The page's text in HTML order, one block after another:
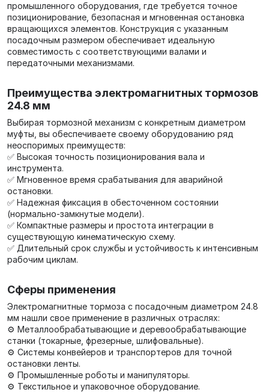
промышленного оборудования, где требуется точное
позиционирование, безопасная и мгновенная остановка
вращающихся элементов. Конструкция с указанным
посадочным размером обеспечивает идеальную
совместимость с соответствующими валами и
передаточными механизмами.
Преимущества электромагнитных тормозов
24.8 мм
Выбирая тормозной механизм с конкретным диаметром
муфты, вы обеспечиваете своему оборудованию ряд
неоспоримых преимуществ:
✅ Высокая точность позиционирования вала и
инструмента.
✅ Мгновенное время срабатывания для аварийной
остановки.
✅ Надежная фиксация в обесточенном состоянии
(нормально-замкнутые модели).
✅ Компактные размеры и простота интеграции в
существующую кинематическую схему.
✅ Длительный срок службы и устойчивость к интенсивным
рабочим циклам.
Сферы применения
Электромагнитные тормоза с посадочным диаметром 24.8
мм нашли свое применение в различных отраслях:
⚙️ Металлообрабатывающие и деревообрабатывающие
станки (токарные, фрезерные, шлифовальные).
⚙️ Системы конвейеров и транспортеров для точной
остановки ленты.
⚙️ Промышленные роботы и манипуляторы.
⚙️ Текстильное и упаковочное оборудование.